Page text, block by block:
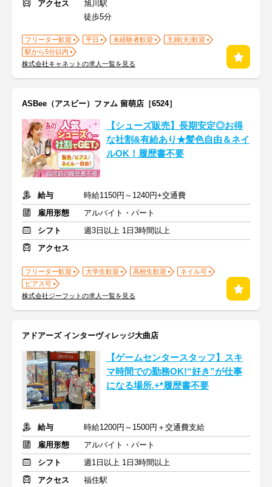
アクセス
旭川駅
徒歩5分
フリーター歓迎 平日 未経験者歓迎
主婦(夫)歓迎
駅から5分以内
株式会社キャネットの求人一覧を見る
ASBee（アスビー）ファム 留萌店［6524］
【シューズ販売】長期安定◎お得
な社割&有給あり★髪色自由＆ネイ
ルOK！履歴書不要
給与
時給1150円～1240円+交通費
雇用形態
アルバイト・パート
シフト
週3日以上 1日3時間以上
アクセス
フリーター歓迎 大学生歓迎 高校生歓迎
ネイル可
ピアス可
株式会社ジーフットの求人一覧を見る
アドアーズ インターヴィレッジ大曲店
【ゲームセンタースタッフ】スキ
マ時間での勤務OK!“好き”が仕事
になる場所.+*履歴書不要
給与
時給1200円～1500円＋交通費支給
雇用形態
アルバイト・パート
シフト
週1日以上 1日3時間以上
アクセス
福住駅